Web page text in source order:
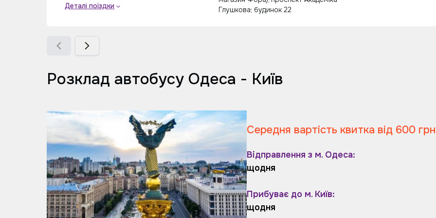
Деталі поїздки
Глушкова; будинок 22
Розклад автобусу Одеса - Київ
Середня вартість квитка від 600 грн
Відправлення з м. Одеса:
щодня
Прибуває до м. Київ:
щодня